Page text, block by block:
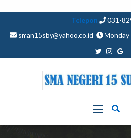
Telepon
031-
sman15sby@yahoo.co.id
Monday